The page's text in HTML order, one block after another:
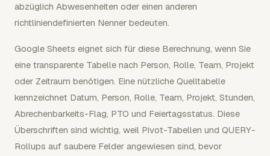
abzüglich Abwesenheiten oder einen anderen
richtliniendefinierten Nenner bedeuten.
Google Sheets eignet sich für diese Berechnung, wenn Sie
eine transparente Tabelle nach Person, Rolle, Team, Projekt
oder Zeitraum benötigen. Eine nützliche Quelltabelle
kennzeichnet Datum, Person, Rolle, Team, Projekt, Stunden,
Abrechenbarkeits-Flag, PTO und Feiertagsstatus. Diese
Überschriften sind wichtig, weil Pivot-Tabellen und QUERY-
Rollups auf saubere Felder angewiesen sind, bevor